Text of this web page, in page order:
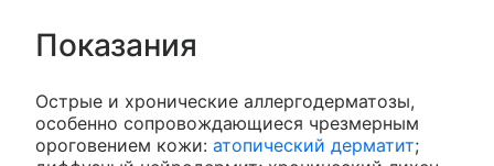
Показания
Острые и хронические аллергодерматозы,
особенно сопровождающиеся чрезмерным
ороговением кожи: атопический дерматит;